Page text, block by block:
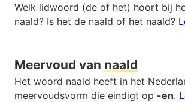
Welk lidwoord (de of het) hoort bij
naald? Is het de naald of het naald?
Meervoud van naald
Het woord naald heeft in het
meervoudsvorm die eindigt op -en.